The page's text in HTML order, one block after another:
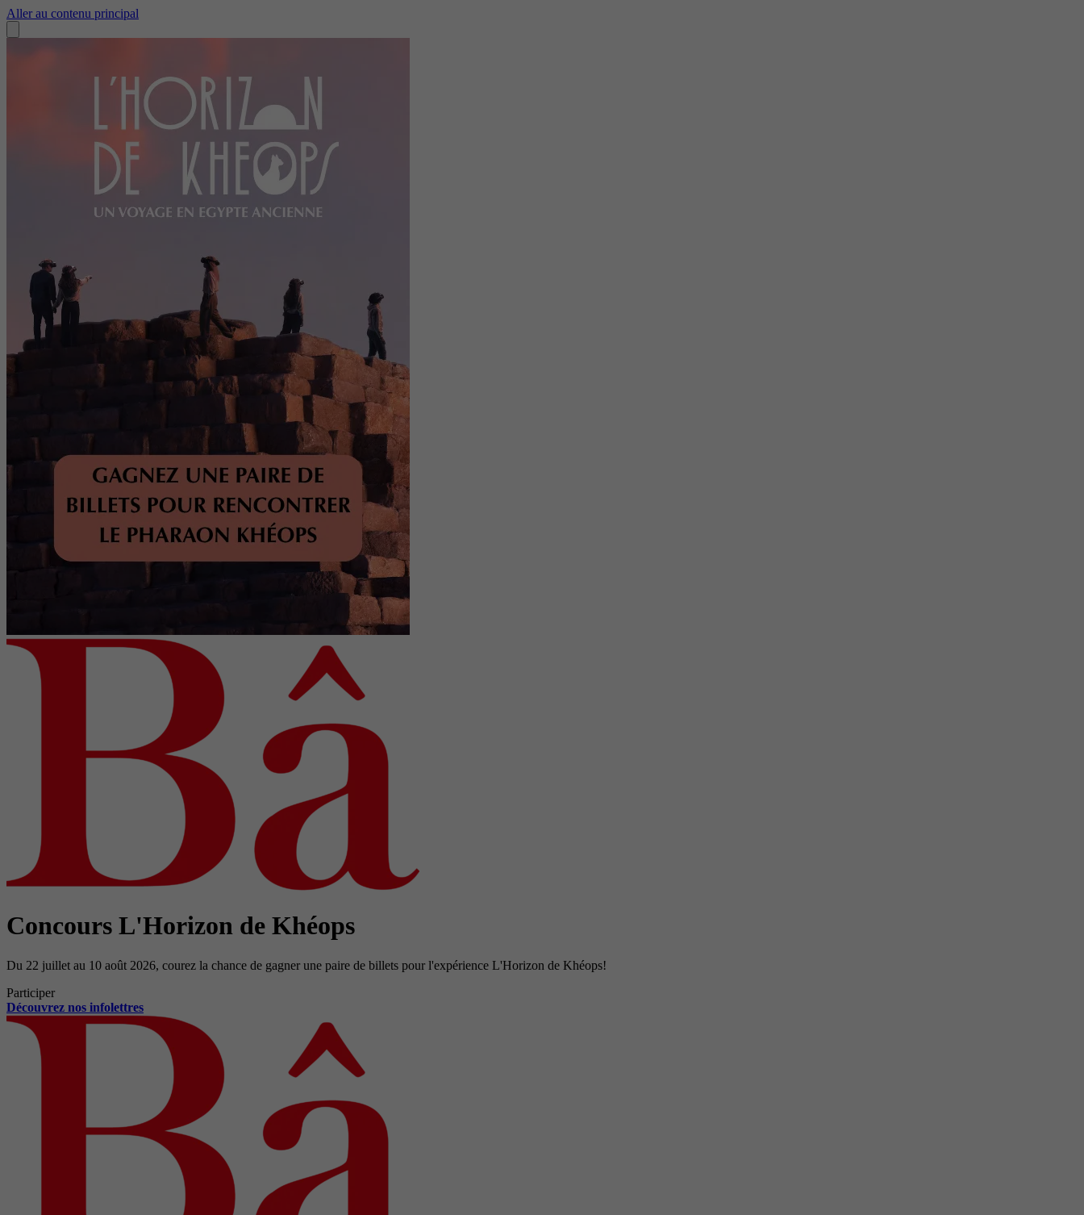
Aller au contenu principal
Concours L'Horizon de Khéops
Du 22 juillet au 10 août 2026, courez la chance de gagner une paire de billets pour l'expérience L'Horizon de Khéops!
Participer
Découvrez nos infolettres